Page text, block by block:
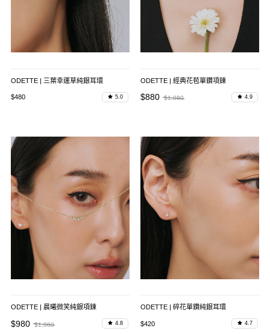
ODETTE | 三葉幸運草純銀耳環
$480 5.0
ODETTE | 經典花苞單鑽項鍊
$880 $1,080 4.9
ODETTE | 晨曦微笑純銀項鍊
$980 $1,080 4.8
ODETTE | 碎花單鑽純銀耳環
$420 4.7